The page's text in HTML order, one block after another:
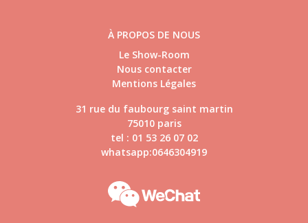
À PROPOS DE NOUS
Le Show-Room
Nous contacter
Mentions Légales
31 rue du faubourg saint martin
75010 paris
tel : 01 53 26 07 02
whatsapp:0646304919